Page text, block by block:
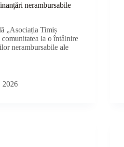
nerambursabile
„Asociația Timiș
la o întâlnire
nerambursabile ale
2026